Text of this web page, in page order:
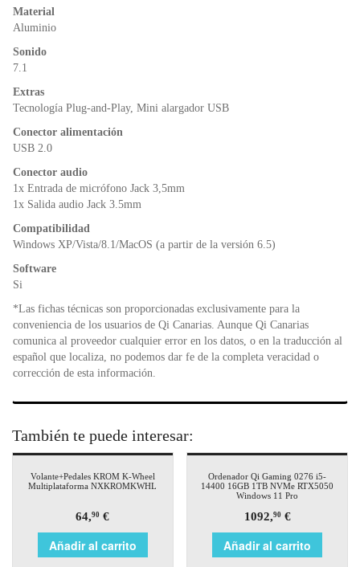
Material
Aluminio
Sonido
7.1
Extras
Tecnología Plug-and-Play, Mini alargador USB
Conector alimentación
USB 2.0
Conector audio
1x Entrada de micrófono Jack 3,5mm
1x Salida audio Jack 3.5mm
Compatibilidad
Windows XP/Vista/8.1/MacOS (a partir de la versión 6.5)
Software
Si
*Las fichas técnicas son proporcionadas exclusivamente para la
conveniencia de los usuarios de Qi Canarias. Aunque Qi Canarias
comunica al proveedor cualquier error en los datos, o en la traducción al
español que localiza, no podemos dar fe de la completa veracidad o
corrección de esta información.
También te puede interesar:
Volante+Pedales KROM K-Wheel
Multiplataforma NXKROMKWHL
64,90 €
Añadir al carrito
Ordenador Qi Gaming 0276 i5-
14400 16GB 1TB NVMe RTX5050
Windows 11 Pro
1092,90€
Añadir al carrito